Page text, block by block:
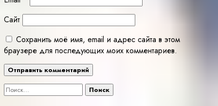
Сайт
Сохранить моё имя, email и адрес сайта в этом
браузере для последующих моих комментариев.
Найти: